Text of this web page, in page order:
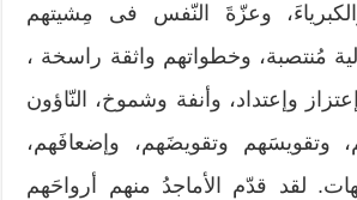
وعزّةَ النّفس فى مِشيتهم
مُنتصبة، وخطواتهم واثقة راسخة ،
وإعتداد، وأنفة وشموخ، النّاؤون
وتقويسَهم وتقويضَهم، وإضعافَهم،
لقد قدّم الأماجدُ منهم أرواحَهم